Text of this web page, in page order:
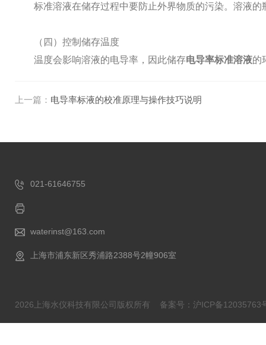
标准溶液在储存过程中要防止外界物质的污染。溶液的
（四）控制储存温度
温度会影响溶液的电导率，因此储存电导率标准溶液的
上一篇： 电导率标液的校准原理与操作技巧说明
021-61646755
waterinst@163.com
上海市浦东新区秀浦路2388号2幢906室
2026上海水仪科技有限公司版权所有 备案号：沪ICP备12035763